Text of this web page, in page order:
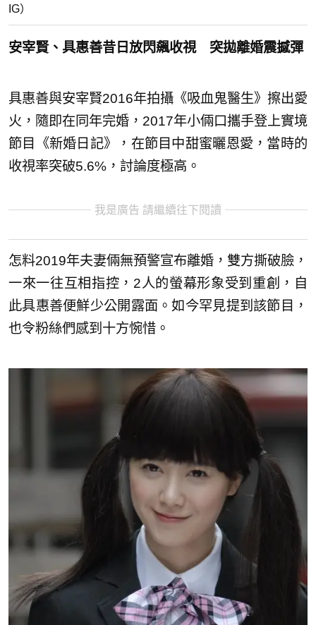
IG）
安宰賢、具惠善昔日放閃飆收視 突拋離婚震撼彈
具惠善與安宰賢2016年拍攝《吸血鬼醫生》擦出愛
火，隨即在同年完婚，2017年小倆口攜手登上實境
節目《新婚日記》，在節目中甜蜜曬恩愛，當時的
收視率突破5.6%，討論度極高。
我是廣告 請繼續往下閱讀
怎料2019年夫妻倆無預警宣布離婚，雙方撕破臉，
一來一往互相指控，2人的螢幕形象受到重創，自
此具惠善便鮮少公開露面。如今罕見提到該節目，
也令粉絲們感到十方惋惜。